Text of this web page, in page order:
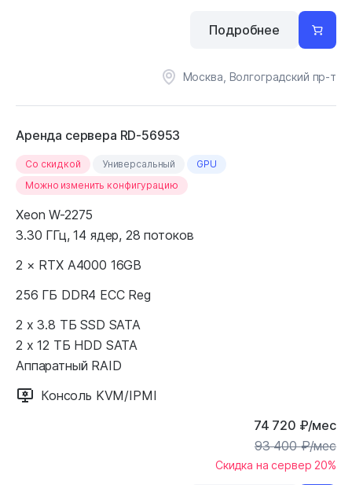
Москва, Волгоградский пр-т
Подробнее
Аренда сервера RD-56953
Cо скидкой Универсальный
GPU
Можно изменить конфигурацию
Xeon W-2275
3.30 ГГц, 14 ядер, 28 потоков
2 × RTX A4000 16GB
256 ГБ DDR4 ECC Reg
2 x 3.8 ТБ SSD SATA
2 x 12 ТБ HDD SATA
Аппаратный RAID
Консоль KVM/IPMI
74 720 ₽/мес
93 400₽/мес
Скидка на сервер 20%